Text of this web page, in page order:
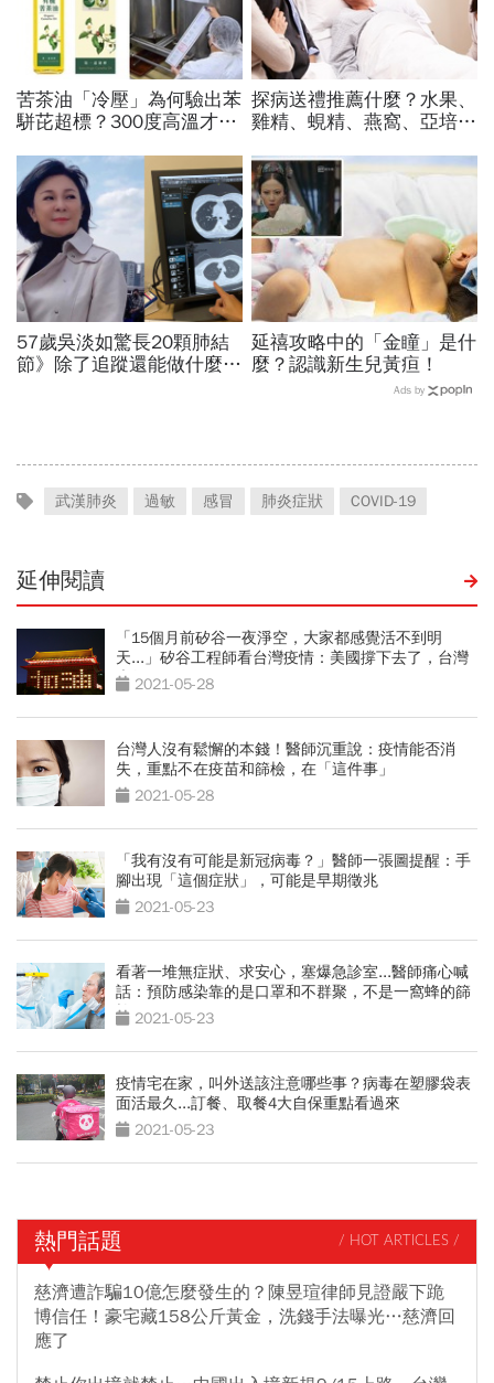
苦茶油「冷壓」為何驗出苯
駢芘超標？300度高溫才大
顏宗海籲這件事
探病送禮推薦什麼？水果、
雞精、蜆精、燕窩、亞培安
物：這4種最萬用「什麼病
住院都合適」
57歲吳淡如驚長20顆肺結
節》除了追蹤還能做什麼？
延禧攻略中的「金瞳」是什
麼？認識新生兒黃疸！
Ads by
武漢肺炎 過敏 感冒 肺炎症狀 COVID-19
延伸閱讀
「15個月前矽谷一夜淨空，大家都感覺活不到明
天...」矽谷工程師看台灣疫情：美國撐下去了，台灣
也行2021-05-28
台灣人沒有鬆懈的本錢！醫師沉重說：疫情能否消
失，重點不在疫苗和篩檢，在「這件事」
2021-05-28
「我有沒有可能是新冠病毒？」醫師一張圖提醒：手
腳出現「這個症狀」，可能是早期徵兆
2021-05-23
看著一堆無症狀、求安心，塞爆急診室...醫師痛心喊
話：預防感染靠的是口罩和不群聚，不是一窩蜂的篩
檢 2021-05-23
疫情宅在家，叫外送該注意哪些事？病毒在塑膠袋表
面活最久...訂餐、取餐4大自保重點看過來
2021-05-23
熱門話題 / HOT ARTICLES /
慈濟遭詐騙10億怎麼發生的？陳昱瑄律師見證嚴下跪
博信任！豪宅藏158公斤黃金，洗錢手法曝光…慈濟回
應了